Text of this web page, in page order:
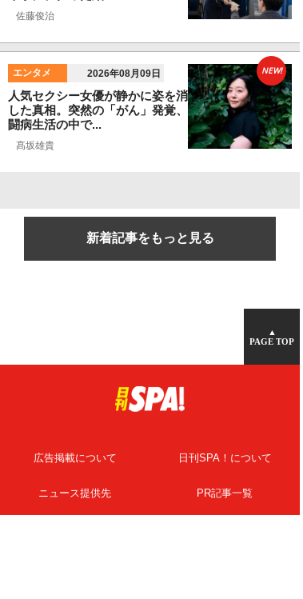
佐藤俊治
エンタメ 2026年08月09日
人気セクシー女優が静かに姿を消
した真相。突然の「がん」発覚、
闘病生活の中で...
髙坂雄貴
NEW!
新着記事をもっと見る
▲
PAGE TOP
広告掲載について 日刊SPA！について
ニュース提供先 PR記事一覧